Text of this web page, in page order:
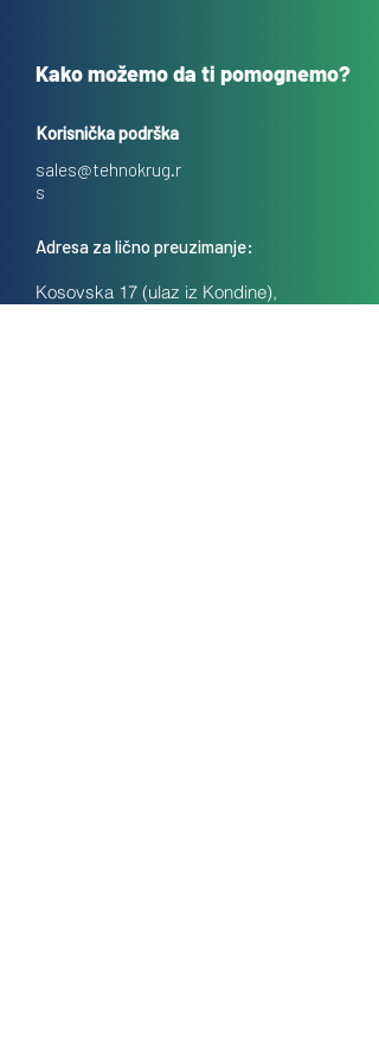
Kako možemo da ti pomognemo?
Korisnička podrška
sales@tehnokrug.r
s
Adresa za lično preuzimanje:
Kosovska 17 (ulaz iz Kondine),